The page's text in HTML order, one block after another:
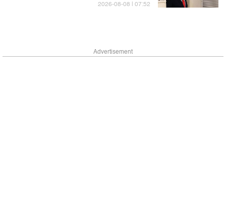
07:52 | 2026-08-08
Advertisement